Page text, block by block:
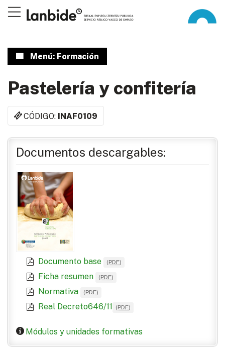
Menú: Formación
Pastelería y confitería
CÓDIGO: INAF0109
Documentos descargables:
Documento base (PDF)
Ficha resumen (PDF)
Normativa (PDF)
Real Decreto646/11 (PDF)
Módulos y unidades formativas